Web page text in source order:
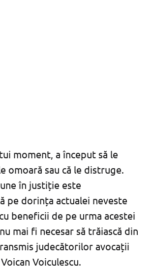
moment, a început să le
omoară sau că le distruge.
în justiție este
pe dorința actualei neveste
beneficii de pe urma acestei
mai fi necesar să trăiască din
judecătorilor avocații
Voiculescu.